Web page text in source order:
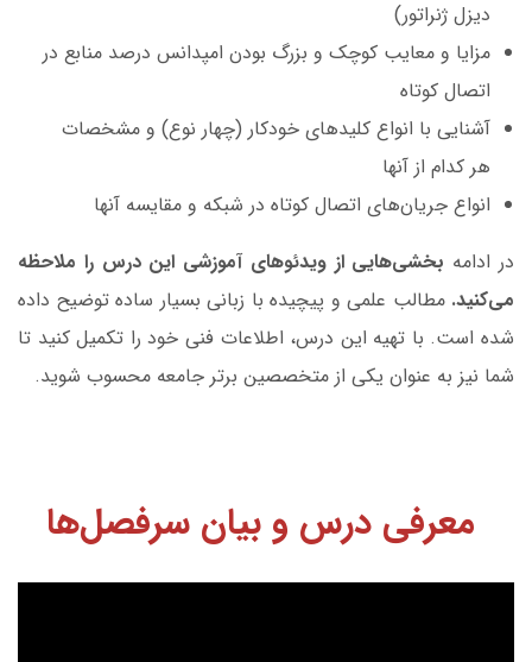
دیزل ژنراتور)
مزایا و معایب کوچک و بزرگ بودن امپدانس درصد منابع در
اتصال کوتاه
آشنایی با انواع کلیدهای خودکار (چهار نوع) و مشخصات
هر کدام از آنها
انواع جریان‌های اتصال کوتاه در شبکه و مقایسه آنها
در ادامه بخشی‌هایی از ویدئوهای آموزشی این درس را ملاحظه
می‌کنید.مطالب علمی و پیچیده با زبانی بسیار ساده توضیح داده
شده است. با تهیه این درس، اطلاعات فنی خود را تکمیل کنید تا
شما نیز به عنوان یکی از متخصصین برتر جامعه محسوب شوید.
معرفی درس و بیان سرفصل‌ها